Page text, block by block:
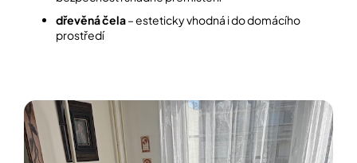
dřevěná čela– esteticky vhodná i do domácího
prostředí